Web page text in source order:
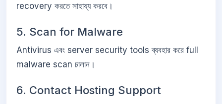
recovery করতে সাহায্য করবে।
5. Scan for Malware
Antivirus এবং server security tools ব্যবহার করে full
malware scan চালান।
6. Contact Hosting Support